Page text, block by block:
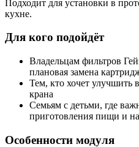
Подходит для установки в
кухне.
Для кого подойдёт
Владельцам фильтров
плановая замена
Тем, кто хочет улучшить
крана
Семьям с детьми, где
приготовления пищи и
Особенности модуля